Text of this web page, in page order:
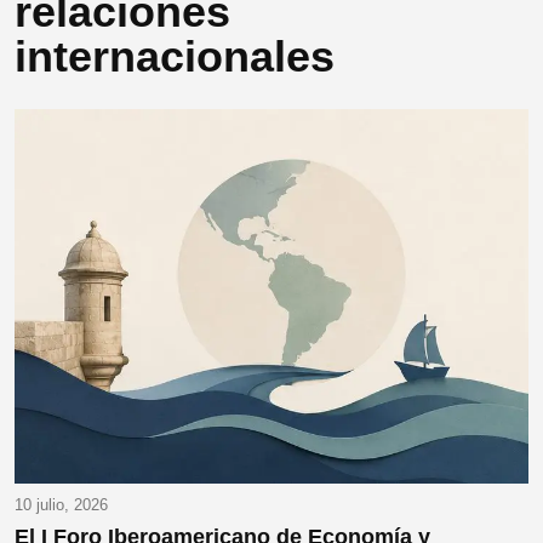
relaciones
internacionales
10 julio, 2026
El I Foro Iberoamericano de Economía y